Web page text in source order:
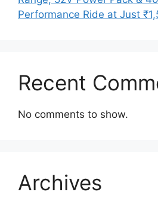
Performance Ride at Just
Recent
No comments to show.
Archives